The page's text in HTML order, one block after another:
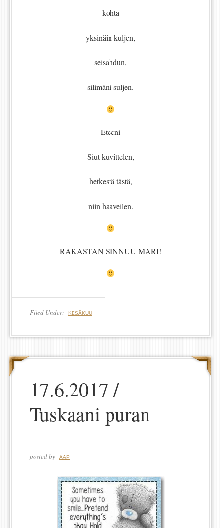
kohta
yksinäin kuljen,
seisahdun,
silimäni suljen.
Eteeni
Siut kuvittelen,
hetkestä tästä,
niin haaveilen.
RAKASTAN SINNUU MARI!
Filed Under: KESÄKUU
17.6.2017 /
Tuskaani puran
posted by AAP